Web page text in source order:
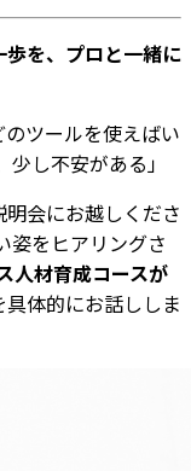
歩を、プロと一緒に
のツールを使えばい
し不安がある」
会にお越しくださ
姿をヒアリングさ
人材育成コースが
具体的にお話ししま